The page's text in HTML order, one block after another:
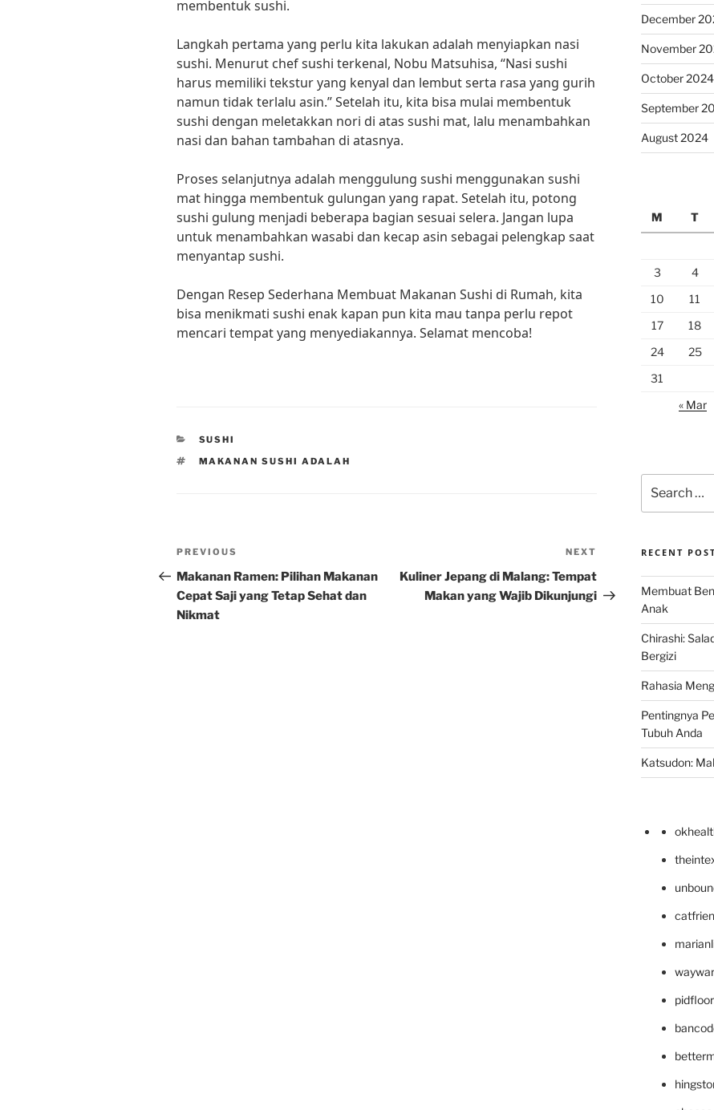
membentuk sushi.
Langkah pertama yang perlu kita lakukan adalah menyiapkan nasi
sushi. Menurut chef sushi terkenal, Nobu Matsuhisa, “Nasi sushi
harus memiliki tekstur yang kenyal dan lembut serta rasa yang gurih
namun tidak terlalu asin.” Setelah itu, kita bisa mulai membentuk
sushi dengan meletakkan nori di atas sushi mat, lalu menambahkan
nasi dan bahan tambahan di atasnya.
Proses selanjutnya adalah menggulung sushi menggunakan sushi
mat hingga membentuk gulungan yang rapat. Setelah itu, potong
sushi gulung menjadi beberapa bagian sesuai selera. Jangan lupa
untuk menambahkan wasabi dan kecap asin sebagai pelengkap saat
menyantap sushi.
Dengan Resep Sederhana Membuat Makanan Sushi di Rumah, kita
bisa menikmati sushi enak kapan pun kita mau tanpa perlu repot
mencari tempat yang menyediakannya. Selamat mencoba!
CATEGORIES
SUSHI
TAGS
MAKANAN SUSHI ADALAH
Post
navigation
Previous
Post
PREVIOUS
Makanan Ramen: Pilihan Makanan
Cepat Saji yang Tetap Sehat dan
Nikmat
Post
NEXT
Kuliner Jepang di Malang: Tempat
Makan yang Wajib Dikunjungi
December
November
October 2024
September
August 2024
M
T
3
4
10
11
17
18
24
25
31
« Mar
for:
RECENT
Membuat
Anak
Chirashi:
Bergizi
Rahasia
Pentingnya
Tubuh Anda
Katsudon: